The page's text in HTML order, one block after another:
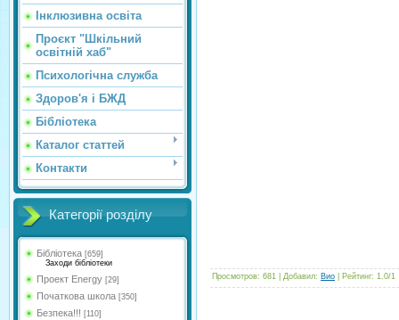
Інклюзивна освіта
Проєкт "Шкільний
освітній хаб"
Психологічна служба
Здоров'я і БЖД
Бібліотека
Каталог статтей
Контакти
Категорії розділу
Бібліотека [659]
Заходи бібліотеки
Проект Energy [29]
Початкова школа [350]
Безпека!!! [110]
Просмотров: 681 Добавил: Вио Рейтинг: 1.0/1